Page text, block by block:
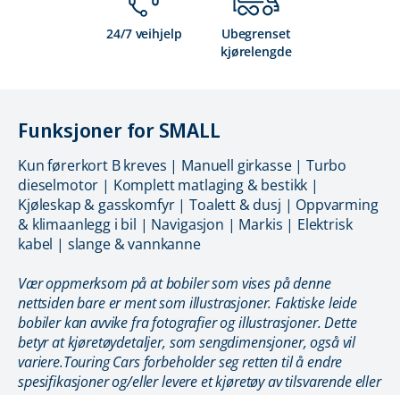
24/7 veihjelp
Ubegrenset
kjørelengde
Funksjoner for SMALL
Kun førerkort B kreves | Manuell girkasse | Turbo
dieselmotor | Komplett matlaging & bestikk |
Kjøleskap & gasskomfyr | Toalett & dusj | Oppvarming
& klimaanlegg i bil | Navigasjon | Markis | Elektrisk
kabel | slange & vannkanne
Vær oppmerksom på at bobiler som vises på denne
nettsiden bare er ment som illustrasjoner. Faktiske leide
bobiler kan avvike fra fotografier og illustrasjoner. Dette
betyr at kjøretøydetaljer, som sengdimensjoner, også vil
variere.Touring Cars forbeholder seg retten til å endre
spesifikasjoner og/eller levere et kjøretøy av tilsvarende eller